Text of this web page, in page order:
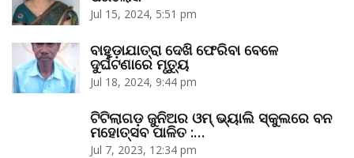
Jul 15, 2024, 5:51 pm
ବାହୁଡ଼ାଯାତ୍ରା ଦେଖି ଫେରିବା ବେଳେ
ଦୁର୍ଘଟଣାରେ ମୃତ୍ୟୁ
Jul 18, 2024, 9:44 pm
ଟିଟିଲାଗଡ଼ ଜୁନିଅର ଓମ୍‌ ଭ୍ୟାଲି ସ୍କୁଲରେ ବନ
ମହୋତ୍ସବ ପାଳିତ :…
Jul 7, 2023, 12:34 pm